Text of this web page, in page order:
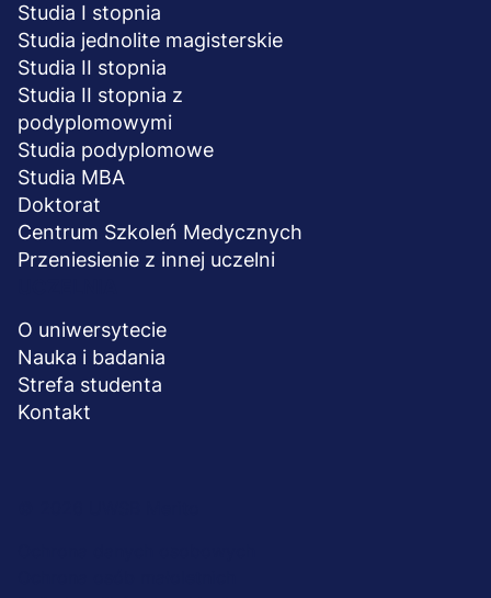
Studia I stopnia
Studia jednolite magisterskie
Studia II stopnia
Studia II stopnia z
podyplomowymi
Studia podyplomowe
Studia MBA
Doktorat
Centrum Szkoleń Medycznych
Przeniesienie z innej uczelni
O uniwersytecie
Nauka i badania
Strefa studenta
Kontakt